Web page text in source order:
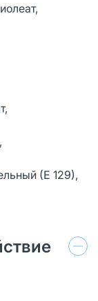
(Е 129),